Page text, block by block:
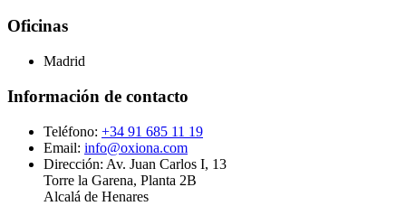
Oficinas
Madrid
Información de contacto
Teléfono: +34 91 685 11 19
Email: info@oxiona.com
Dirección: Av. Juan Carlos I, 13
Torre la Garena, Planta 2B
Alcalá de Henares